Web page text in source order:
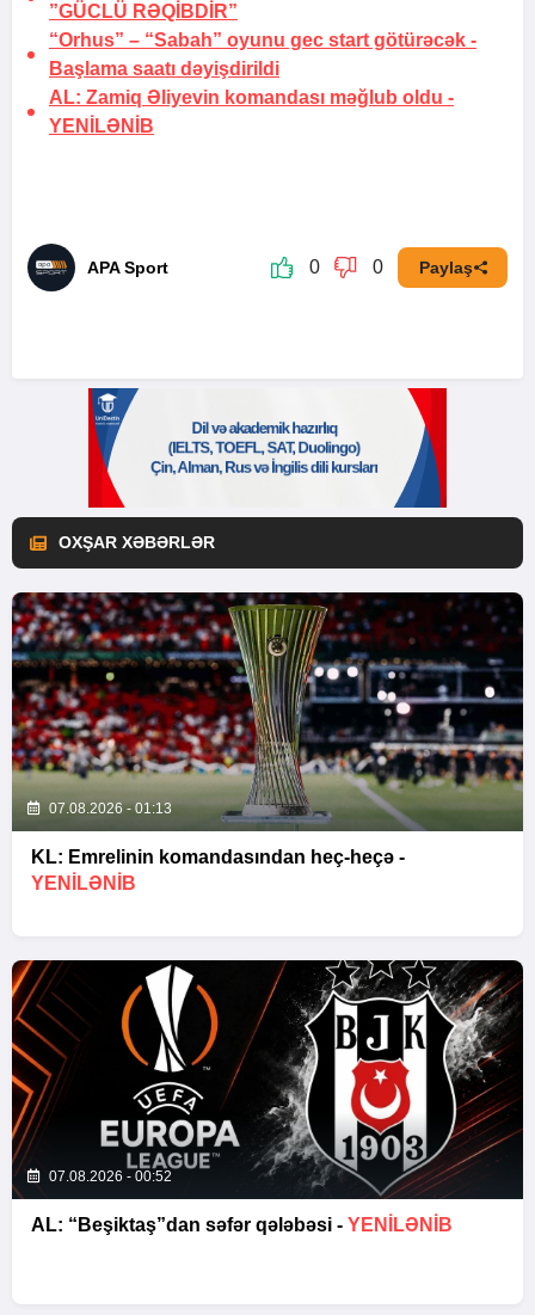
”GÜCLÜ RƏQİBDİR”
“Orhus” – “Sabah” oyunu gec start götürəcək -
Başlama saatı dəyişdirildi
AL: Zamiq Əliyevin komandası məğlub oldu -
YENİLƏNİB
APA Sport 0 0 Paylaş
OXŞAR XƏBƏRLƏR
07.08.2026 - 01:13
KL: Emrelinin komandasından heç-heçə -
YENİLƏNİB
07.08.2026 - 00:52
AL: “Beşiktaş”dan səfər qələbəsi - YENİLƏNİB